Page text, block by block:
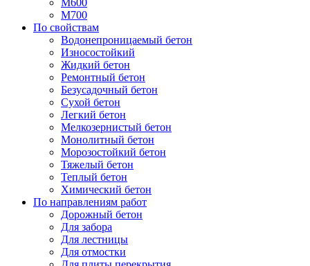
М600
М700
По свойствам
Водонепроницаемый бетон
Износостойкий
Жидкий бетон
Ремонтный бетон
Безусадочный бетон
Сухой бетон
Легкий бетон
Мелкозернистый бетон
Монолитный бетон
Морозостойкий бетон
Тяжелый бетон
Теплый бетон
Химический бетон
По направлениям работ
Дорожный бетон
Для забора
Для лестницы
Для отмостки